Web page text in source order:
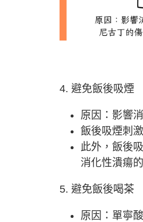
4. 避免飯後吸煙
原因：影響
飯後吸煙刺
此外，飯後
消化性潰瘍
5. 避免飯後喝茶
原因：單寧